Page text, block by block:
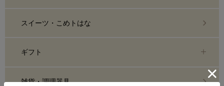
スイーツ・こめトはな
ギフト
雑貨・調理器具